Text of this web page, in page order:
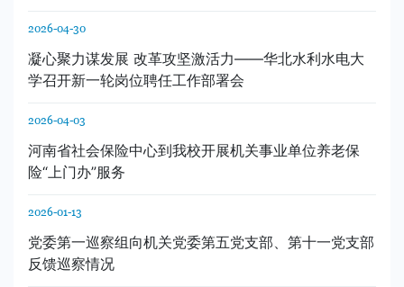
2026-04-30
凝心聚力谋发展 改革攻坚激活力——华北水利水电大
学召开新一轮岗位聘任工作部署会
2026-04-03
河南省社会保险中心到我校开展机关事业单位养老保
险“上门办”服务
2026-01-13
党委第一巡察组向机关党委第五党支部、第十一党支部
反馈巡察情况